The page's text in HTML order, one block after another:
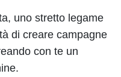
uno stretto legame
di creare campagne
con te un